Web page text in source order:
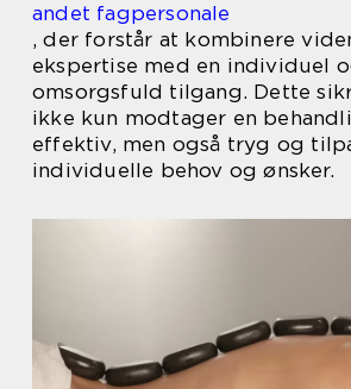
andet fagpersonale
, der forstår at kombinere
ekspertise med en individuel
omsorgsfuld tilgang. Dette
ikke kun modtager en
effektiv, men også tryg og
individuelle behov og ønsker.